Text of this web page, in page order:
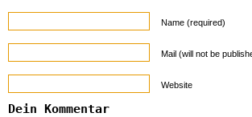
Name (required)
Mail (will not be
Website
Dein Kommentar